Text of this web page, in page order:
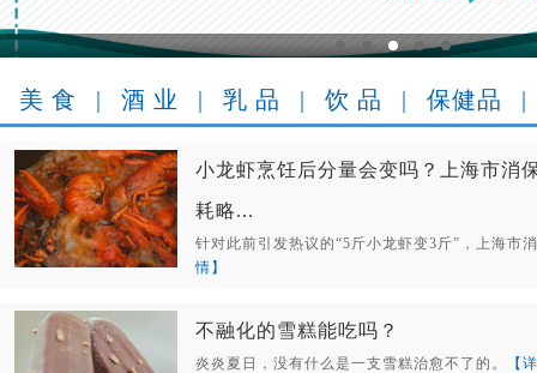
美 食 | 酒 业 | 乳 品 | 饮 品 | 保健品 |
小龙虾烹饪后分量会变吗？上海市消
耗略...
针对此前引发热议的“5斤小龙虾变3斤”，上海市
情】
不融化的雪糕能吃吗？
​炎炎夏日，没有什么是一支雪糕治愈不了的。 【